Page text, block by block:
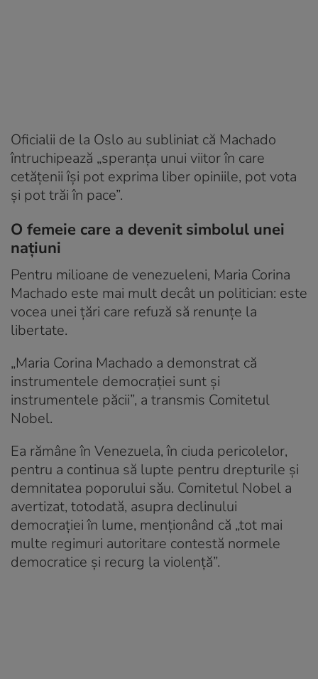
Oficialii de la Oslo au subliniat că Machado
întruchipează „speranța unui viitor în care
cetățenii își pot exprima liber opiniile, pot vota
și pot trăi în pace”.
O femeie care a devenit simbolul unei
națiuni
Pentru milioane de venezueleni, Maria Corina
Machado este mai mult decât un politician: este
vocea unei țări care refuză să renunțe la
libertate.
„Maria Corina Machado a demonstrat că
instrumentele democrației sunt și
instrumentele păcii”, a transmis Comitetul
Nobel.
Ea rămâne în Venezuela, în ciuda pericolelor,
pentru a continua să lupte pentru drepturile și
demnitatea poporului său. Comitetul Nobel a
avertizat, totodată, asupra declinului
democrației în lume, menționând că „tot mai
multe regimuri autoritare contestă normele
democratice și recurg la violență”.